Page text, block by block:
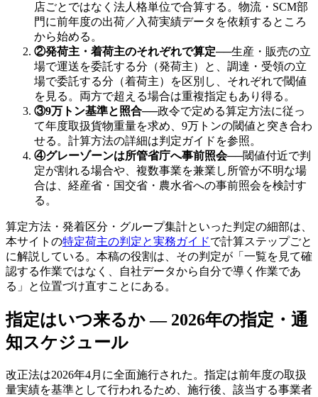
店ごとではなく法人格単位で合算する。物流・SCM部
門に前年度の出荷／入荷実績データを依頼するところ
から始める。
②発荷主・着荷主のそれぞれで算定──生産・販売の立
場で運送を委託する分（発荷主）と、調達・受領の立
場で委託する分（着荷主）を区別し、それぞれで閾値
を見る。両方で超える場合は重複指定もあり得る。
③9万トン基準と照合──政令で定める算定方法に従っ
て年度取扱貨物重量を求め、9万トンの閾値と突き合わ
せる。計算方法の詳細は判定ガイドを参照。
④グレーゾーンは所管省庁へ事前照会──閾値付近で判
定が割れる場合や、複数事業を兼業し所管が不明な場
合は、経産省・国交省・農水省への事前照会を検討す
る。
算定方法・発着区分・グループ集計といった判定の細部は、
本サイトの特定荷主の判定と実務ガイドで計算ステップごと
に解説している。本稿の役割は、その判定が「一覧を見て確
認する作業ではなく、自社データから自分で導く作業であ
る」と位置づけ直すことにある。
指定はいつ来るか — 2026年の指定・通
知スケジュール
改正法は2026年4月に全面施行された。指定は前年度の取扱
量実績を基準として行われるため、施行後、該当する事業者